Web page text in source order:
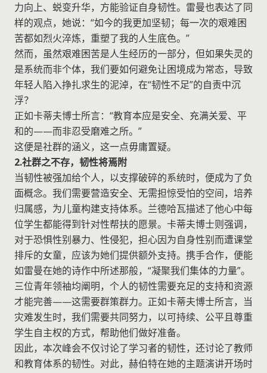
力向上、蜕变升华，方能验证自身韧性。雷曼也表达了同
样的观点，她说：“如今的我更加坚韧；每一次的艰难困
苦都如烈火淬炼，重塑了我的人生底色。”
然而，虽然艰难困苦是人生经历的一部分，但如果失灵的
是系统而非个体，我们要如何避免让困境成为常态，导致
年轻人陷入挣扎求生的泥淖，在“韧性不足”的自责中沉
浮？
正如卡蒂夫博士所言：“教育本应是安全、充满关爱、平
和的——而非忍受磨难之所。”
这便是社群的涵义，这一点毋庸置疑。
2.社群之不存，韧性将焉附
当韧性被强加给个人，以支撑破碎的系统时，便成为了负
面概念。我们需要营造安全、无需担惊受怕的空间，培养
归属感，为儿童构建支持体系。兰德哈瓦描述了他心中每
位学生都能得到针对性帮扶的愿景。卡蒂夫博士则强调，
对于恐惧性别暴力、性侵犯，担心因为自身性别而遭课堂
排斥的女童，应该为她们提供额外支持。携手合作，便能
如雷曼在她的诗作中所述那般，“凝聚我们集体的力量”。
三位青年领袖均阐明，个人的韧性需要充足的支持和资源
才能完善——这需要群策群力。正如卡蒂夫博士所言，当
灾难发生时，我们需要共同努力，以可持续、公平且尊重
学生自主权的方式，帮助他们做好准备。
因此，本次峰会不仅讨论了学习者的韧性，还讨论了教师
和教育体系的韧性。对此，赫伯特在她的主题演讲开场时